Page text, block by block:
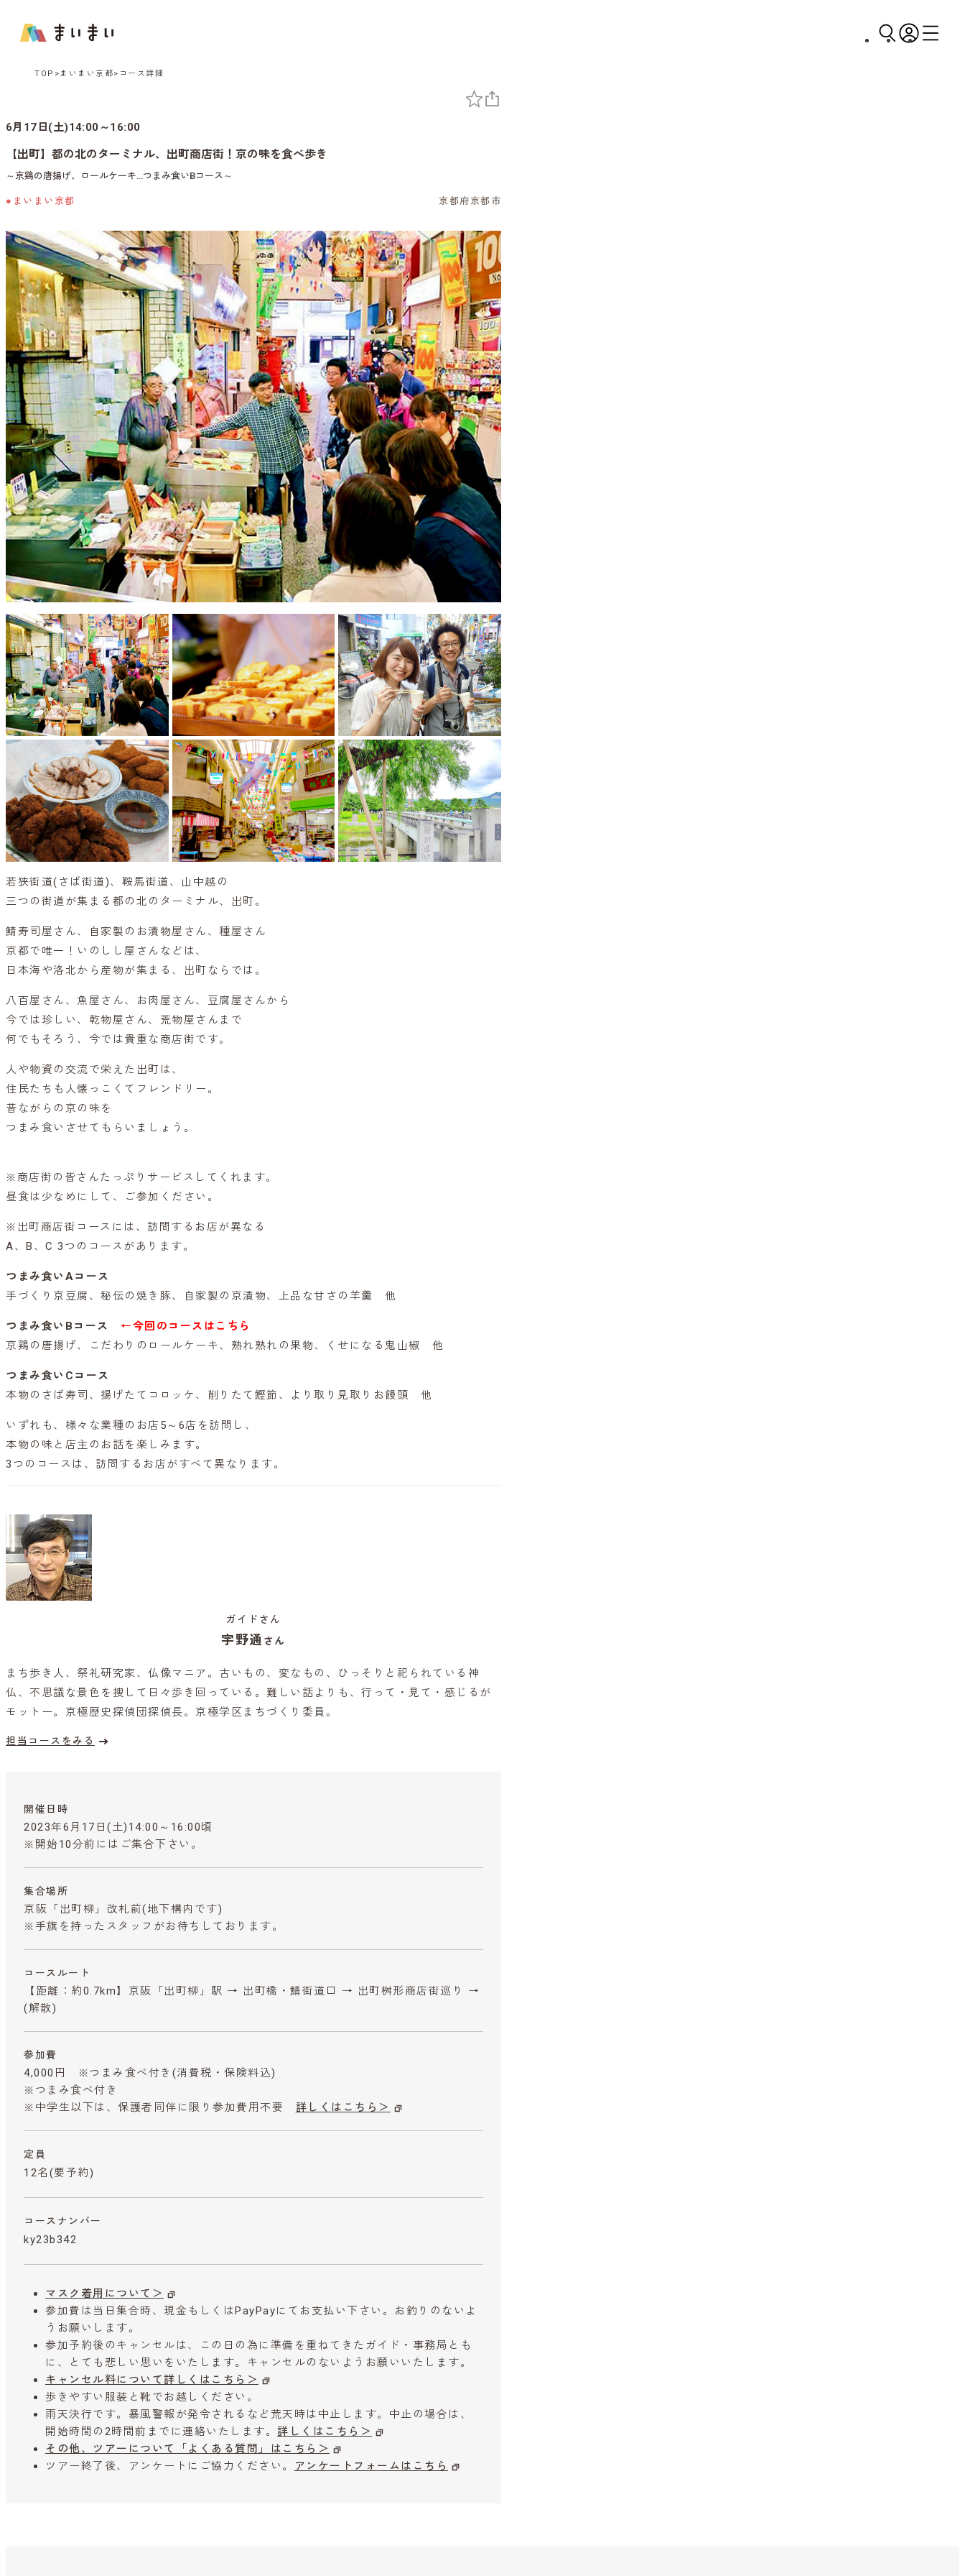
TOP まいまい京都 コース詳細
6月17日(土)14:00～16:00
【出町】都の北のターミナル、出町商店街！京の味を食べ歩き
～京鶏の唐揚げ、ロールケーキ…つまみ食いBコース～
●まいまい京都 京都府京都市
若狭街道(さば街道)、鞍馬街道、山中越の
三つの街道が集まる都の北のターミナル、出町。
鯖寿司屋さん、自家製のお漬物屋さん、種屋さん
京都で唯一！いのしし屋さんなどは、
日本海や洛北から産物が集まる、出町ならでは。
八百屋さん、魚屋さん、お肉屋さん、豆腐屋さんから
今では珍しい、乾物屋さん、荒物屋さんまで
何でもそろう、今では貴重な商店街です。
人や物資の交流で栄えた出町は、
住民たちも人懐っこくてフレンドリー。
昔ながらの京の味を
つまみ食いさせてもらいましょう。
※商店街の皆さんたっぷりサービスしてくれます。
昼食は少なめにして、ご参加ください。
※出町商店街コースには、訪問するお店が異なる
A、B、C 3つのコースがあります。
つまみ食いAコース
手づくり京豆腐、秘伝の焼き豚、自家製の京漬物、上品な甘さの羊羹 他
つまみ食いBコース
←今回のコースはこちら
京鶏の唐揚げ、こだわりのロールケーキ、熟れ熟れの果物、くせになる鬼山椒 他
つまみ食いCコース
本物のさば寿司、揚げたてコロッケ、削りたて鰹節、より取り見取りお饅頭 他
いずれも、様々な業種のお店5～6店を訪問し、
本物の味と店主のお話を楽しみます。
3つのコースは、訪問するお店がすべて異なります。
ガイドさん
宇野通 さん
まち歩き人、祭礼研究家、仏像マニア。古いもの、変なもの、ひっそりと祀られている神
仏、不思議な景色を捜して日々歩き回っている。難しい話よりも、行って・見て・感じるが
モットー。京極歴史探偵団探偵長。京極学区まちづくり委員。
担当コースをみる
開催日時
2023年6月17日(土)14:00～16:00頃
※開始10分前にはご集合下さい。
集合場所
京阪「出町柳」改札前(地下構内です)
※手旗を持ったスタッフがお待ちしております。
コースルート
【距離：約0.7km】京阪「出町柳」駅 → 出町橋・鯖街道口 → 出町桝形商店街巡り →
(解散)
参加費
4,000円 ※つまみ食べ付き (消費税・保険料込)
※つまみ食べ付き
※中学生以下は、保護者同伴に限り参加費用不要 詳しくはこちら＞
定員
12名(要予約)
コースナンバー
ky23b342
マスク着用について＞
参加費は当日集合時、現金もしくはPayPayにてお支払い下さい。お釣りのないよ
うお願いします。
参加予約後のキャンセルは、この日の為に準備を重ねてきたガイド・事務局とも
に、とても悲しい思いをいたします。キャンセルのないようお願いいたします。
キャンセル料について詳しくはこちら＞
歩きやすい服装と靴でお越しください。
雨天決行です。暴風警報が発令されるなど荒天時は中止します。中止の場合は、
開始時間の2時間前までに連絡いたします。 詳しくはこちら＞
その他、ツアーについて「よくある質問」はこちら＞
ツアー終了後、アンケートにご協力ください。
アンケートフォームはこちら